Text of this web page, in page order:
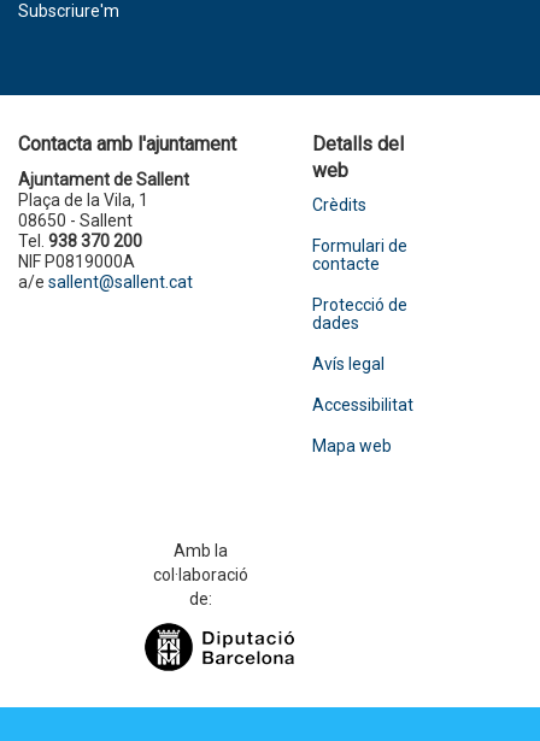
Subscriure'm
Contacta amb l'ajuntament
Ajuntament de Sallent
Plaça de la Vila, 1
08650 - Sallent
Tel. 938 370 200
NIF P0819000A
a/e sallent@sallent.cat
Detalls del
web
Crèdits
Formulari de
contacte
Protecció de
dades
Avís legal
Accessibilitat
Mapa web
Amb la
col·laboració
de: